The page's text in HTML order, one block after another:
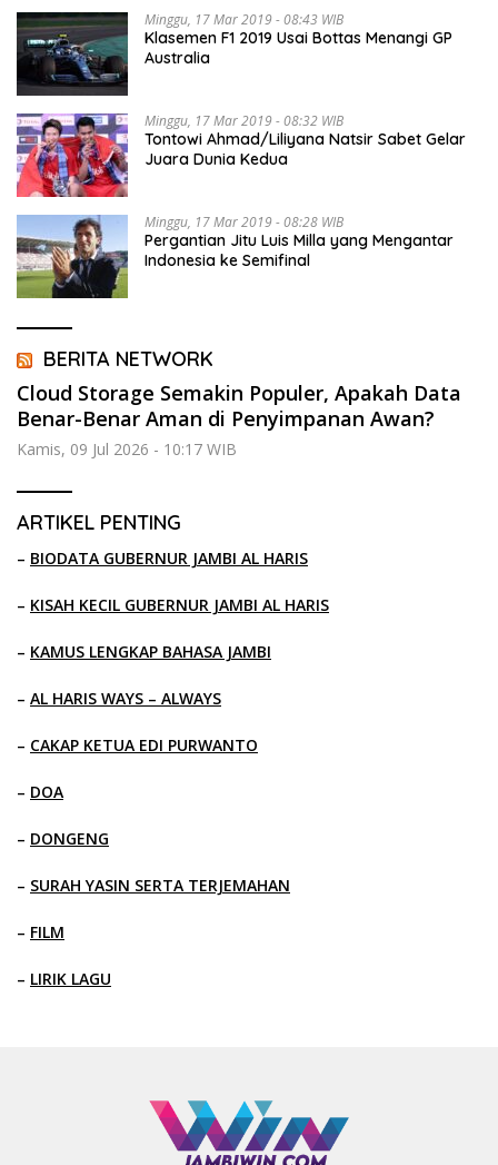
Minggu, 17 Mar 2019 - 08:43 WIB
Klasemen F1 2019 Usai Bottas Menangi GP
Australia
Minggu, 17 Mar 2019 - 08:32 WIB
Tontowi Ahmad/Liliyana Natsir Sabet Gelar
Juara Dunia Kedua
Minggu, 17 Mar 2019 - 08:28 WIB
Pergantian Jitu Luis Milla yang Mengantar
Indonesia ke Semifinal
BERITA NETWORK
Cloud Storage Semakin Populer, Apakah Data
Benar-Benar Aman di Penyimpanan Awan?
Kamis, 09 Jul 2026 - 10:17 WIB
ARTIKEL PENTING
– BIODATA GUBERNUR JAMBI AL HARIS
– KISAH KECIL GUBERNUR JAMBI AL HARIS
– KAMUS LENGKAP BAHASA JAMBI
– AL HARIS WAYS – ALWAYS
– CAKAP KETUA EDI PURWANTO
– DOA
– DONGENG
– SURAH YASIN SERTA TERJEMAHAN
– FILM
– LIRIK LAGU